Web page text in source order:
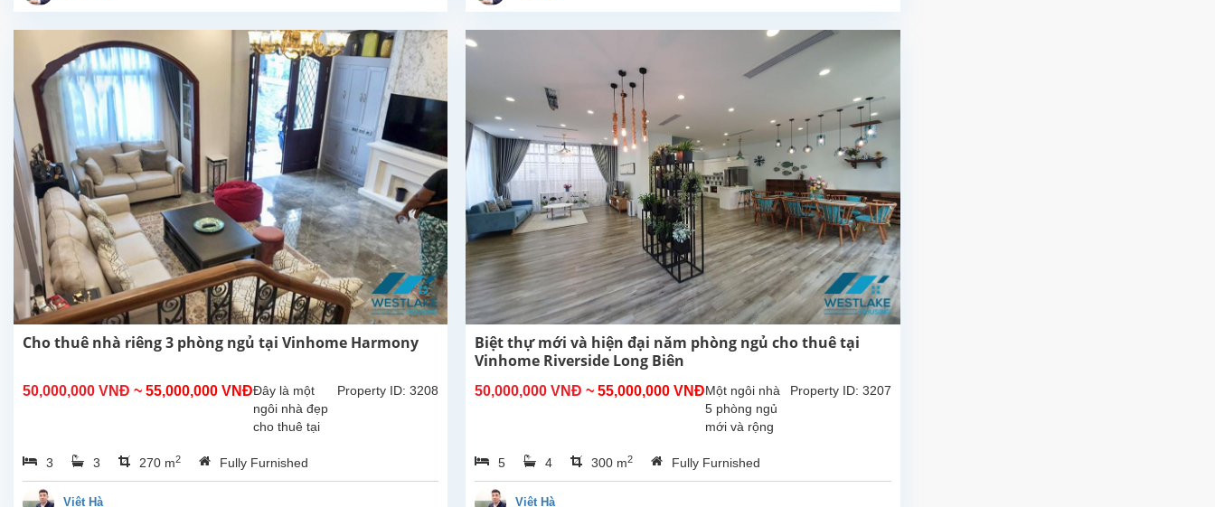
dựng 3 tầng
nổi 1 tầng
hầm, sân...
sinh hoạt
chung rộng
rãi, nơi
khách và
bếp mở...
Cho thuê nhà riêng 3 phòng ngủ tại Vinhome Harmony
50,000,000 VNĐ ~ 55,000,000 VNĐ Property ID: 3208
Đây là một
ngôi nhà đẹp
cho thuê tại
Reverside.
Ngôi nhà có
3 3 270 m2 Fully Furnished
Việt Hà
Biệt thự mới và hiện đại năm phòng ngủ cho thuê tại
Vinhome Riverside Long Biên
50,000,000 VNĐ ~ 55,000,000 VNĐ Property ID: 3207
Một ngôi nhà
5 phòng ngủ
mới và rộng
Biên hiện
đang cho
5 4 300 m2 Fully Furnished
Việt Hà